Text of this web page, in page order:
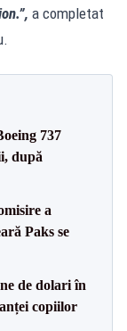
a completat
737
după
a
Paks se
de dolari în
copiilor